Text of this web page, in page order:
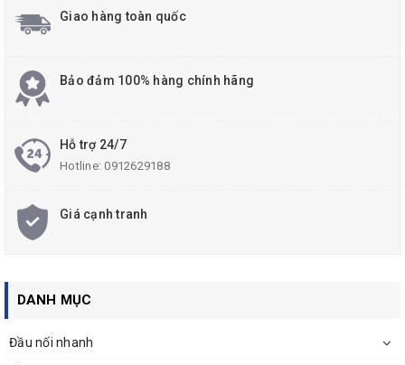
Giao hàng toàn quốc
Bảo đảm 100% hàng chính hãng
Hỗ trợ 24/7
Hotline:0912629188
Giá cạnh tranh
DANH MỤC
Đầu nối nhanh